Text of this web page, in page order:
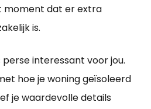
moment dat er extra
is.
perse interessant voor jou.
hoe je woning geïsoleerd
je waardevolle details